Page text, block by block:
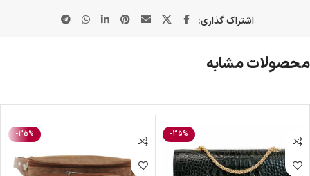
اشتراک گذاری:
محصولات مشابه
-35%
-35%